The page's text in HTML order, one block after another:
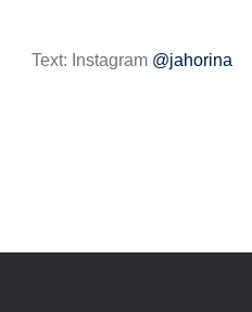
Text: Instagram @jahorina